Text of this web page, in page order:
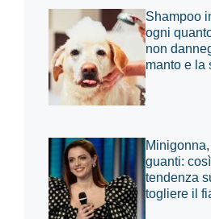
Shampoo
ogni
non
manto e la
guanti:
tendenza
togliere il